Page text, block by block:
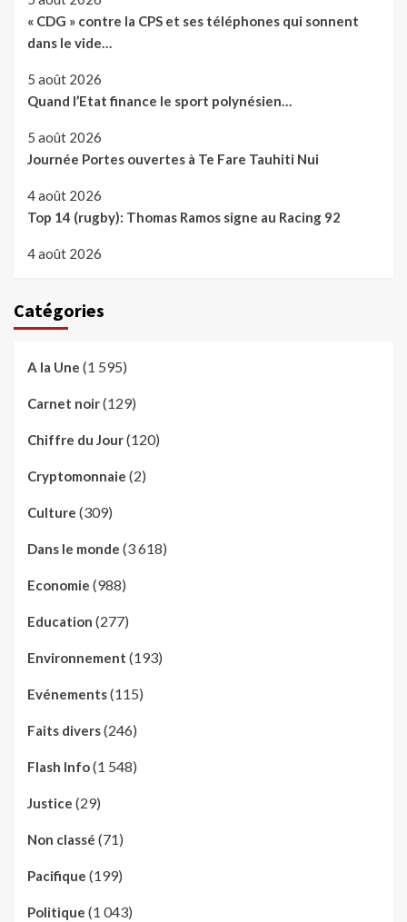
« CDG » contre la CPS et ses téléphones qui sonnent
dans le vide…
5 août 2026
Quand l’Etat finance le sport polynésien…
5 août 2026
Journée Portes ouvertes à Te Fare Tauhiti Nui
4 août 2026
Top 14 (rugby): Thomas Ramos signe au Racing 92
4 août 2026
Catégories
A la Une (1 595)
Carnet noir(129)
Chiffre du Jour(120)
Cryptomonnaie (2)
Culture (309)
Dans le monde (3 618)
Economie (988)
Education (277)
Environnement (193)
Evénements(115)
Faits divers(246)
Flash Info(1 548)
Justice (29)
Non classé (71)
Pacifique (199)
Politique (1 043)